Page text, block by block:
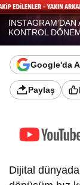
KONTROL
Google'da
Paylaş
Dijital